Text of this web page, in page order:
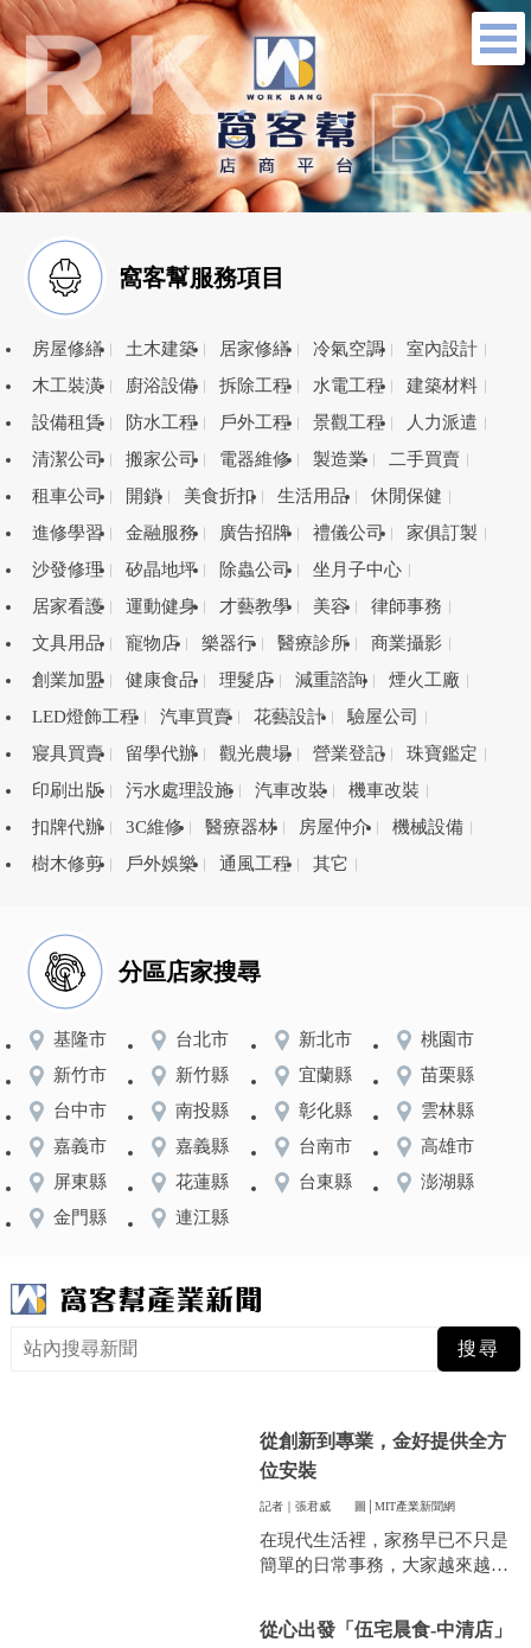
窩客幫服務項目
房屋修繕 土木建築 居家修繕 冷氣空調
室內設計
木工裝潢
廚浴設備 拆除工程 水電工程
建築材料
設備租賃
防水工程 戶外工程 景觀工程
人力派遣
清潔公司
搬家公司 電器維修 製造業
二手買賣
租車公司
開鎖 美食折扣 生活用品
休閒保健
進修學習
金融服務 廣告招牌 禮儀公司
家俱訂製
沙發修理
矽晶地坪 除蟲公司
坐月子中心
居家看護
運動健身 才藝教學 美容
律師事務
文具用品
寵物店 樂器行 醫療診所
商業攝影
創業加盟
健康食品 理髮店 減重諮詢
煙火工廠
LED燈飾工程
汽車買賣 花藝設計
驗屋公司
寢具買賣
留學代辦 觀光農場 營業登記
珠寶鑑定
印刷出版
污水處理設施 汽車改裝
機車改裝
扣牌代辦
3C維修 醫療器材 房屋仲介
機械設備
樹木修剪
戶外娛樂 通風工程 其它
分區店家搜尋
基隆市 台北市 新北市
桃園市
新竹市
新竹縣 宜蘭縣
苗栗縣
台中市
南投縣 彰化縣
雲林縣
嘉義市
嘉義縣 台南市
高雄市
屏東縣
花蓮縣 台東縣
澎湖縣
金門縣
連江縣
從創新到專業，金好提供全方
位安裝
記者｜張君威 圖│MIT產業新聞網
在現代生活裡，家務早已不只是
簡單的日常事務，大家越來越重
件看似小事卻常常讓人煩惱。像
是衣服太多、空間不夠，或是遇
從心出發「伍宅晨食-中清店」